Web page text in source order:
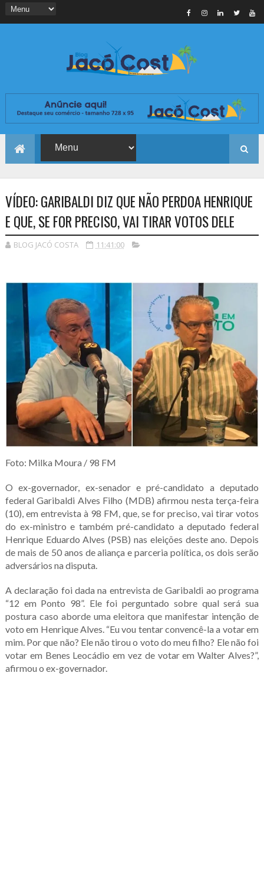
VÍDEO: GARIBALDI DIZ QUE NÃO PERDOA HENRIQUE
E QUE, SE FOR PRECISO, VAI TIRAR VOTOS DELE
BLOG JACÓ COSTA 11:41:00
Foto: Milka Moura / 98 FM
O ex-governador, ex-senador e pré-candidato a deputado
federal Garibaldi Alves Filho (MDB) afirmou nesta terça-feira
(10), em entrevista à 98 FM, que, se for preciso, vai tirar votos
do ex-ministro e também pré-candidato a deputado federal
Henrique Eduardo Alves (PSB) nas eleições deste ano. Depois
de mais de 50 anos de aliança e parceria política, os dois serão
adversários na disputa.
A declaração foi dada na entrevista de Garibaldi ao programa
“12 em Ponto 98”. Ele foi perguntado sobre qual será sua
postura caso aborde uma eleitora que manifestar intenção de
voto em Henrique Alves. “Eu vou tentar convencê-la a votar em
mim. Por que não? Ele não tirou o voto do meu filho? Ele não foi
votar em Benes Leocádio em vez de votar em Walter Alves?”,
afirmou o ex-governador.